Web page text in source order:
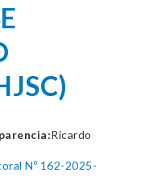
Ricardo
Nº 162-2025-